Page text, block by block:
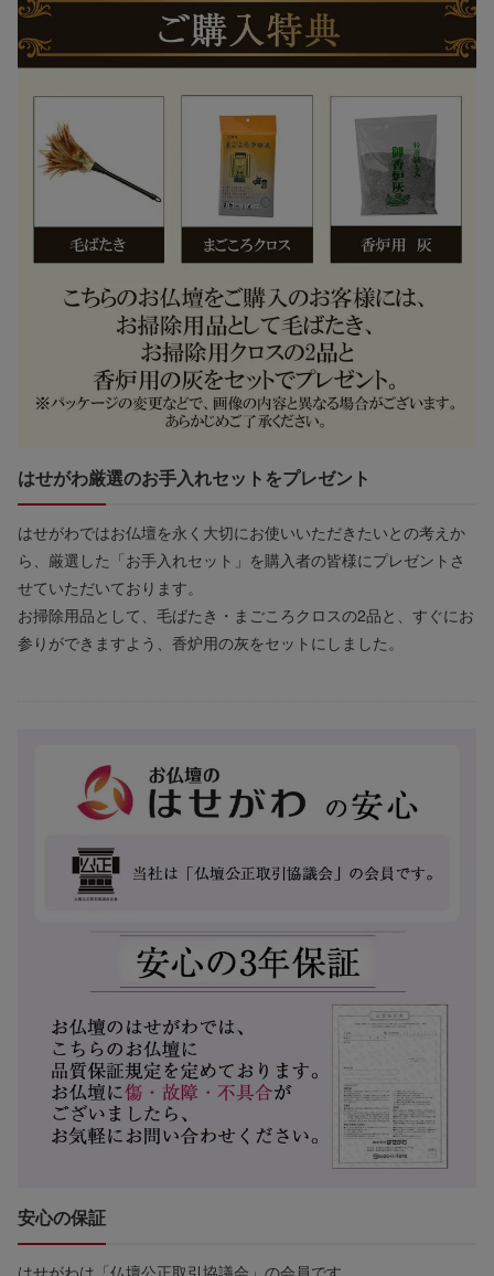
はせがわ厳選のお手入れセットをプレゼント
はせがわではお仏壇を永く大切にお使いいただきたいとの考えか
ら、厳選した「お手入れセット」を購入者の皆様にプレゼントさ
せていただいております。
お掃除用品として、毛ばたき・まごころクロスの2品と、すぐにお
参りができますよう、香炉用の灰をセットにしました。
安心の保証
はせがわは「仏壇公正取引協議会」の会員です。